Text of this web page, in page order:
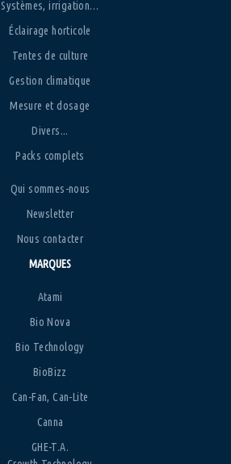
Systèmes, irrigation…
Éclairage horticole
Tentes de culture
Gestion climatique
Mesure et dosage
Divers...
Packs complets
Qui sommes-nous
Newsletter
Nous contacter
MARQUES
Atami
Bio Nova
Bio Technology
BioBizz
Can-Fan, Can-Lite
Canna
GHE-T.A.